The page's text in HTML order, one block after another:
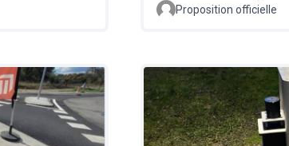
Proposition officielle